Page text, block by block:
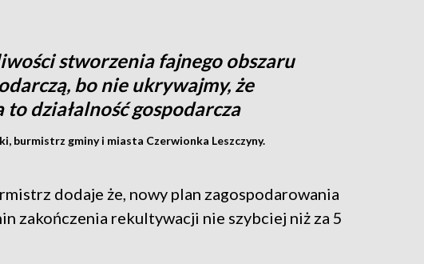
stworzenia fajnego obszaru
bo nie ukrywajmy, że
działalność gospodarcza
burmistrz gminy i miasta Czerwionka Leszczyny.
dodaje że, nowy plan zagospodarowania
zakończenia rekultywacji nie szybciej niż za 5